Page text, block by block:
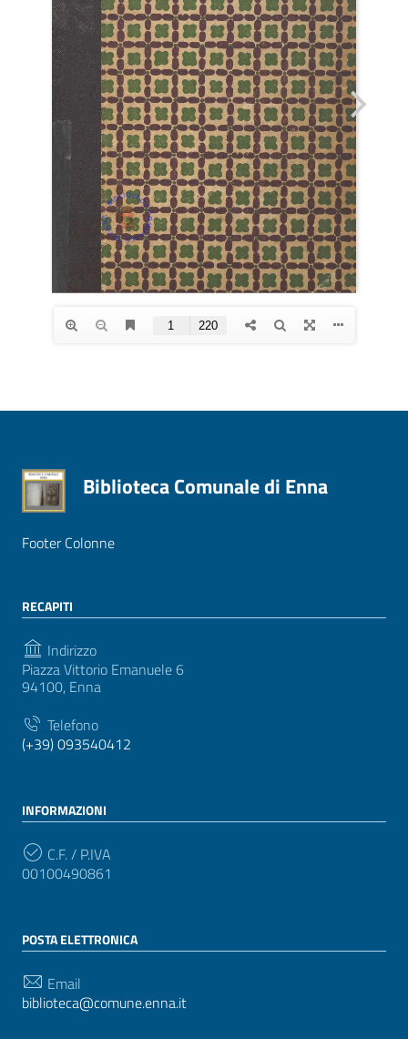
Biblioteca Comunale di Enna
Footer Colonne
RECAPITI
Indirizzo
Piazza Vittorio Emanuele 6
94100, Enna
Telefono
(+39) 093540412
INFORMAZIONI
C.F. / P.IVA
00100490861
POSTA ELETTRONICA
Email
biblioteca@comune.enna.it